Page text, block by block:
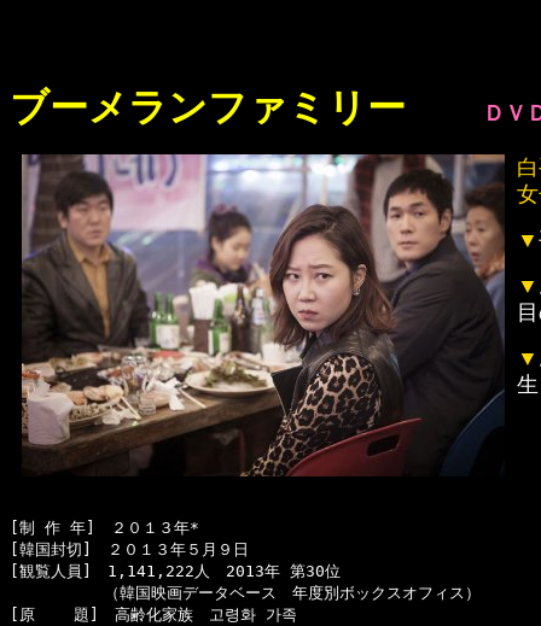
ブーメランファミリー ＤＶ
▼
▼
▼
[制 作 年]　２０１３年*
[韓国封切]　２０１３年５月９日
[観覧人員]　1,141,222人　2013年 第30位
（韓国映画データベース　年度別ボックスオフィス）
[原    題]　高齢化家族　고령화 가족